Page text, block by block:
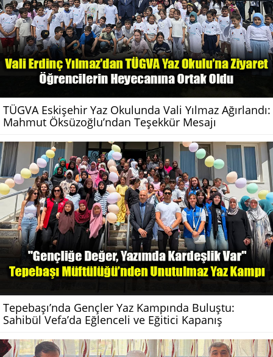
TÜGVA Eskişehir Yaz Okulunda Vali Yılmaz Ağırlandı:
Mahmut Öksüzoğlu’ndan Teşekkür Mesajı
Tepebaşı’nda Gençler Yaz Kampında Buluştu:
Sahibül Vefa’da Eğlenceli ve Eğitici Kapanış